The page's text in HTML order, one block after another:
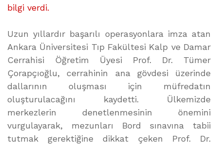
bilgi verdi.
Uzun yıllardır başarılı operasyonlara imza atan
Ankara Üniversitesi Tıp Fakültesi Kalp ve Damar
Cerrahisi Öğretim Üyesi Prof. Dr. Tümer
Çorapçıoğlu, cerrahinin ana gövdesi üzerinde
dallarının oluşması için müfredatın
oluşturulacağını kaydetti. Ülkemizde
merkezlerin denetlenmesinin önemini
vurgulayarak, mezunları Bord sınavına tabii
tutmak gerektiğine dikkat çeken Prof. Dr.